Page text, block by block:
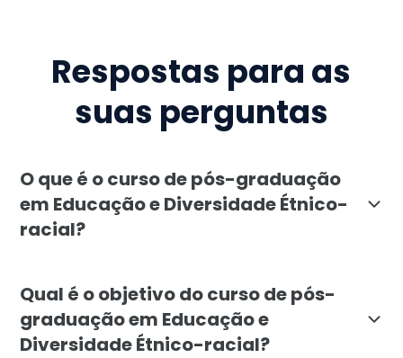
Respostas para as
suas perguntas
O que é o curso de pós-graduação
em Educação e Diversidade Étnico-
racial?
Qual é o objetivo do curso de pós-
graduação em Educação e
Diversidade Étnico-racial?